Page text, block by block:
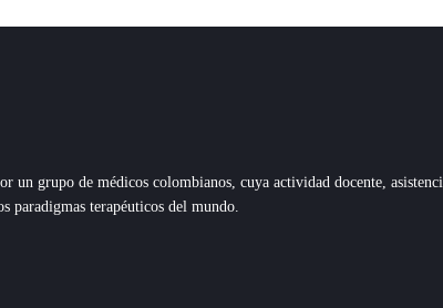
un grupo de médicos colombianos, cuya actividad docente,
paradigmas terapéuticos del mundo.